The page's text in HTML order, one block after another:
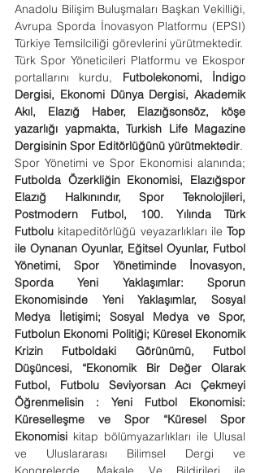
Anadolu Bilişim Buluşmaları Başkan Vekilliği,
Avrupa Sporda İnovasyon Platformu (EPSI)
Türkiye Temsilciliği görevlerini yürütmektedir.
Türk Spor Yöneticileri Platformu ve Ekospor
portallarını kurdu, Futbolekonomi, İndigo
Dergisi, Ekonomi Dünya Dergisi, Akademik
Akıl, Elazığ Haber, Elazığsonsöz, köşe
yazarlığı yapmakta, Turkish Life Magazine
Dergisinin Spor Editörlüğünü yürütmektedir.
Futbolda Özerkliğin Ekonomisi, Elazığspor
Elazığ Halkınındır, Spor Teknolojileri,
Postmodern Futbol, 100. Yılında Türk
Futbolu kitapeditörlüğü veyazarlıkları ile Top
ile Oynanan Oyunlar, Eğitsel Oyunlar, Futbol
Yönetimi, Spor Yönetiminde İnovasyon,
Sporda Yeni Yaklaşımlar: Sporun
Ekonomisinde Yeni Yaklaşımlar, Sosyal
Medya İletişimi; Sosyal Medya ve Spor,
Futbolun Ekonomi Politiği; Küresel Ekonomik
Krizin Futboldaki Görünümü, Futbol
Düşüncesi, “Ekonomik Bir Değer Olarak
Futbol, Futbolu Seviyorsan Acı Çekmeyi
Öğrenmelisin : Yeni Futbol Ekonomisi:
Küreselleşme ve Spor “Küresel Spor
Ekonomisi kitap bölümyazarlıkları ile Ulusal
ve Uluslararası Bilimsel Dergi ve